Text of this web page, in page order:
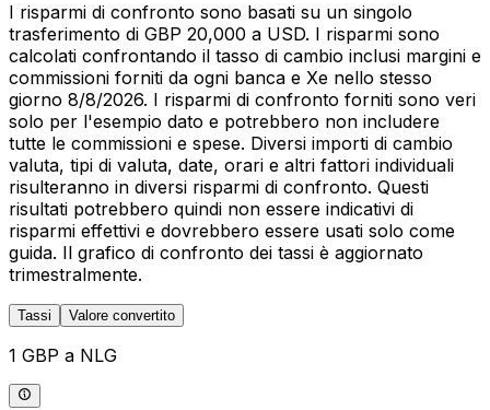
I risparmi di confronto sono basati su un singolo
trasferimento di GBP 20,000 a USD. I risparmi sono
calcolati confrontando il tasso di cambio inclusi margini e
commissioni forniti da ogni banca e Xe nello stesso
giorno 8/8/2026. I risparmi di confronto forniti sono veri
solo per l'esempio dato e potrebbero non includere
tutte le commissioni e spese. Diversi importi di cambio
valuta, tipi di valuta, date, orari e altri fattori individuali
risulteranno in diversi risparmi di confronto. Questi
risultati potrebbero quindi non essere indicativi di
risparmi effettivi e dovrebbero essere usati solo come
guida. Il grafico di confronto dei tassi è aggiornato
trimestralmente.
Tassi Valore convertito
1 GBP a NLG